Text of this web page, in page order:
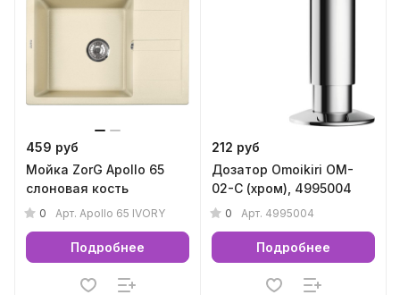
459 руб
Мойка ZorG Apollo 65
слоновая кость
0 Арт. Apollo 65 IVORY
Подробнее
212 руб
Дозатор Omoikiri OM-
02-C (хром), 4995004
0 Арт. 4995004
Подробнее